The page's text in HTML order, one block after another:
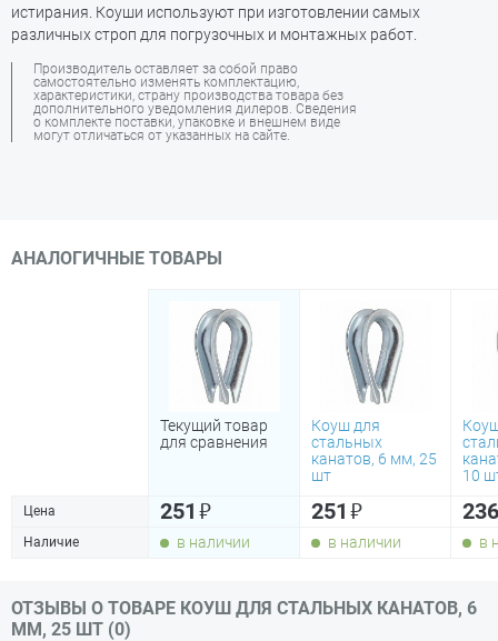
истирания. Коуши используют при изготовлении самых
различных строп для погрузочных и монтажных работ.
Производитель оставляет за собой право
самостоятельно изменять комплектацию,
характеристики, страну производства товара без
дополнительного уведомления дилеров. Сведения
о комплекте поставки, упаковке и внешнем виде
могут отличаться от указанных на сайте.
АНАЛОГИЧНЫЕ ТОВАРЫ
Текущий товар
для сравнения
Коуш для
стальных
канатов, 6 мм, 25
шт
10
Цена 251 ₽ 251 ₽
Наличие в наличии в наличии в
ОТЗЫВЫ О ТОВАРЕ КОУШ ДЛЯ СТАЛЬНЫХ КАНАТОВ, 6
ММ, 25 ШТ (0)